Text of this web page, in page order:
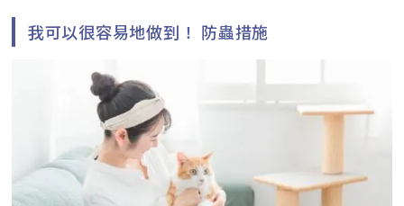
我可以很容易地做到！ 防蟲措施